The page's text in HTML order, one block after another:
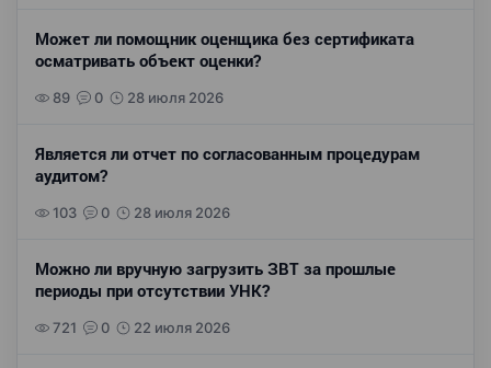
Может ли помощник оценщика без сертификата
осматривать объект оценки?
89 0 28 июля 2026
Является ли отчет по согласованным процедурам
аудитом?
103 0 28 июля 2026
Можно ли вручную загрузить ЗВТ за прошлые
периоды при отсутствии УНК?
721 0 22 июля 2026